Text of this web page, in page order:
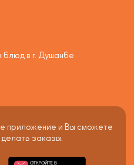
блюд в г. Душанбе
приложение и Вы сможете
заказы.